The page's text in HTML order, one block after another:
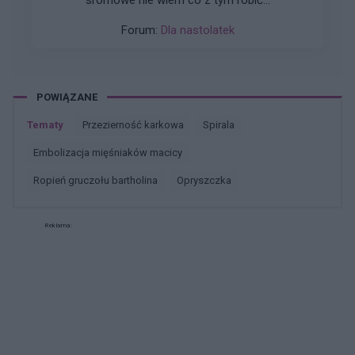
Forum: Dla nastolatek
POWIĄZANE
Tematy przezierność karkowa spirala
embolizacja mięśniaków macicy
ropień gruczołu bartholina opryszczka
Reklama: